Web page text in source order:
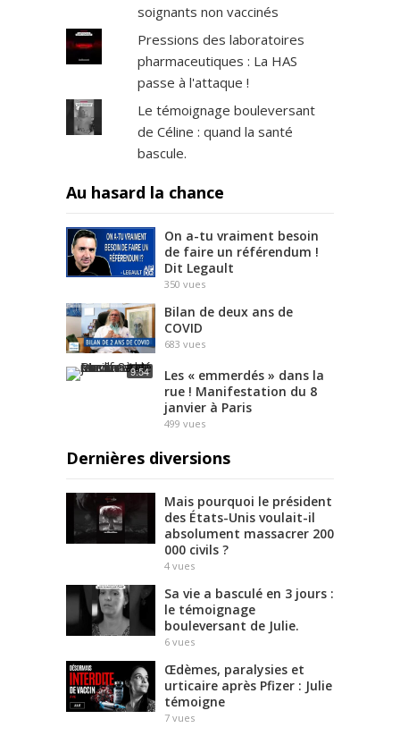
soignants non vaccinés
Pressions des laboratoires
pharmaceutiques : La HAS
passe à l'attaque !
Le témoignage bouleversant
de Céline : quand la santé
bascule.
Au hasard la chance
On a-tu vraiment besoin
de faire un référendum !
Dit Legault
350 vues
Bilan de deux ans de
COVID
683 vues
9:54
Les « emmerdés » dans la
rue ! Manifestation du 8
janvier à Paris
499 vues
Dernières diversions
Mais pourquoi le président
des États-Unis voulait-il
absolument massacrer 200
000 civils ?
4 vues
Sa vie a basculé en 3 jours :
le témoignage
bouleversant de Julie.
6 vues
Œdèmes, paralysies et
urticaire après Pfizer : Julie
témoigne
7 vues